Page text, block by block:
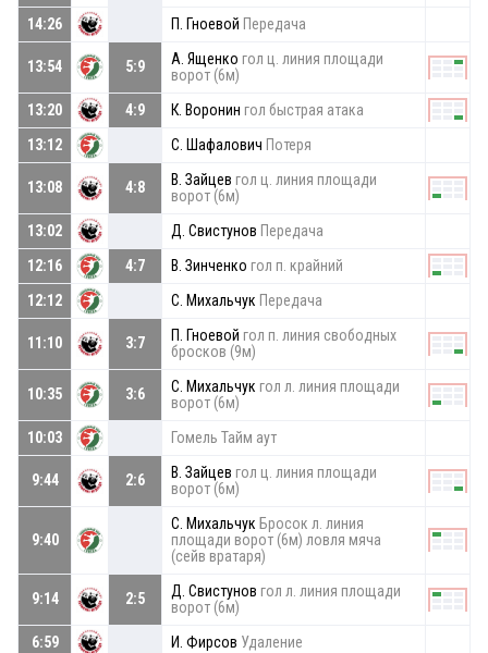
14:26
П. Гноевой Передача
13:54 5:9 А. Ященко гол ц. линия площади
ворот (6м)
13:20
4:9 К. Воронин гол быстрая атака
13:12
С. Шафалович Потеря
13:08 4:8 В. Зайцев гол ц. линия площади
ворот (6м)
13:02
Д. Свистунов Передача
12:16
4:7 В. Зинченко гол п. крайний
12:12
С. Михальчук Передача
11:10 3:7 П. Гноевой гол п. линия свободных
бросков (9м)
10:35 3:6 С. Михальчук гол л. линия площади
ворот (6м)
10:03
Гомель Тайм аут
9:44 2:6 В. Зайцев гол ц. линия площади
ворот (6м)
9:40
С. Михальчук Бросок л. линия
площади ворот (6м) ловля мяча
(сейв вратаря)
9:14 2:5 Д. Свистунов гол л. линия площади
ворот (6м)
6:59
И. Фирсов Удаление